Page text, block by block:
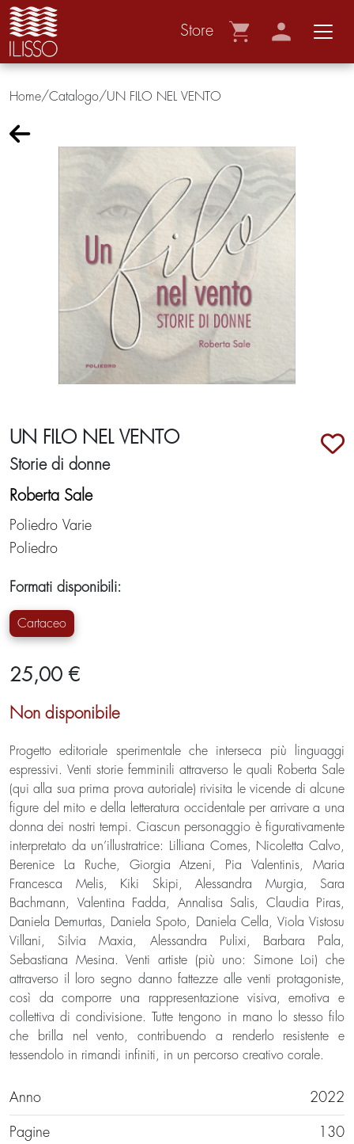
Store
Home/Catalogo/UN FILO NEL VENTO
UN FILO NEL VENTO
Storie di donne
Roberta Sale
Poliedro Varie
Poliedro
Formati disponibili:
Cartaceo
25,00 €
Non disponibile
Progetto editoriale sperimentale che interseca più linguaggi
espressivi. Venti storie femminili attraverso le quali Roberta Sale
(qui alla sua prima prova autoriale) rivisita le vicende di alcune
figure del mito e della letteratura occidentale per arrivare a una
donna dei nostri tempi. Ciascun personaggio è figurativamente
interpretato da un’illustratrice: Lilliana Comes, Nicoletta Calvo,
Berenice La Ruche, Giorgia Atzeni, Pia Valentinis, Maria
Francesca Melis, Kiki Skipi, Alessandra Murgia, Sara
Bachmann, Valentina Fadda, Annalisa Salis, Claudia Piras,
Daniela Demurtas, Daniela Spoto, Daniela Cella, Viola Vistosu
Villani, Silvia Maxia, Alessandra Pulixi, Barbara Pala,
Sebastiana Mesina. Venti artiste (più uno: Simone Loi) che
attraverso il loro segno danno fattezze alle venti protagoniste,
così da comporre una rappresentazione visiva, emotiva e
collettiva di condivisione. Tutte tengono in mano lo stesso filo
che brilla nel vento, contribuendo a renderlo resistente e
tessendolo in rimandi infiniti, in un percorso creativo corale.
Anno 2022
Pagine 130